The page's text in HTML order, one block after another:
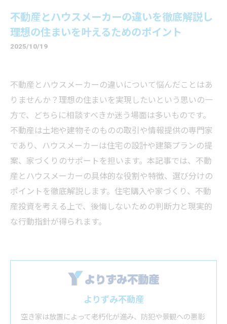
不動産とハウスメーカーの違いを徹底解説し
理想の住まいを叶えるためのポイント
2025/10/19
不動産とハウスメーカーの違いについて悩んだことはあ
りませんか？理想の住まいを実現したいという思いの一
方で、どちらに相談すべきか迷う場面は多いものです。
不動産は土地や建物そのものの取引や情報提供の専門家
であり、ハウスメーカーは住宅の設計や建築プランの提
案、家づくりのサポートを担います。本記事では、不動
産とハウスメーカーの具体的な役割や特徴、選び分けの
ポイントを徹底解説します。住宅購入や家づくり、不動
産投資を考える上で、後悔しないための判断力と現実的
な行動指針が得られます。
よりずみ不動産
空き家は放置によって老朽化が進み、防犯や景観への悪影